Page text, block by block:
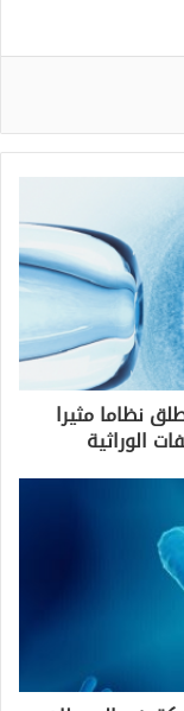
نظاما مثيرا
الوراثية